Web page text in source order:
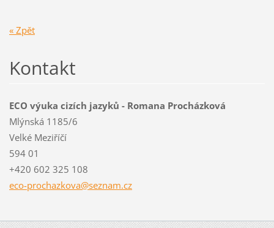
« Zpět
Kontakt
ECO výuka cizích jazyků - Romana Procházková
Mlýnská 1185/6
Velké Meziříčí
594 01
+420 602 325 108
eco-prochazkova@seznam.cz